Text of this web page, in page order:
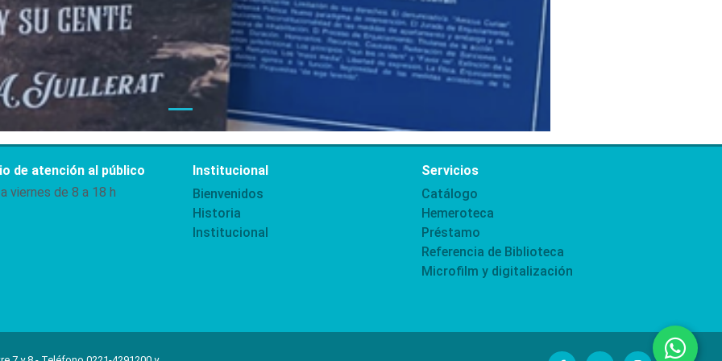
de atención al público
viernes de 8 a 18 h
Institucional
Bienvenidos
Historia
Institucional
Servicios
Catálogo
Hemeroteca
Préstamo
Referencia de Biblioteca
Microfilm y digitalización